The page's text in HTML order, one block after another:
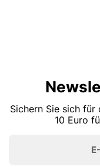
Sichern Sie sich
10 Euro